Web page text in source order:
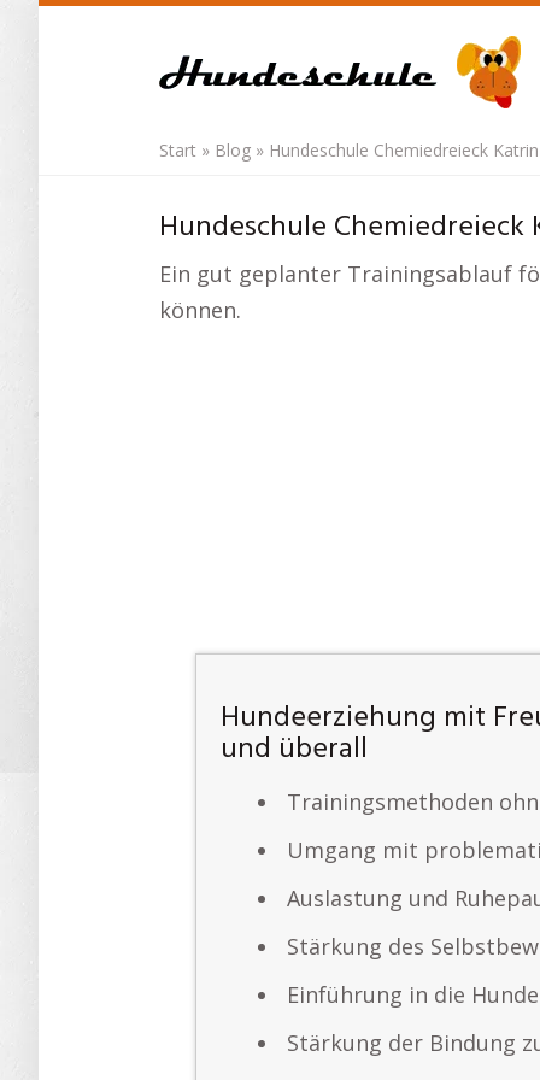
Start » Blog » Hundeschule Chemiedreieck
Hundeschule
Ein gut geplanter Trainingsablauf
können.
Hundeerziehung mit
und überall
Trainingsmethoden
Umgang mit
Auslastung und
Stärkung des
Einführung in die
Stärkung der Bindung